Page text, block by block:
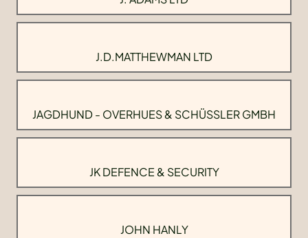
J.D.MATTHEWMAN LTD
JAGDHUND - OVERHUES & SCHÜSSLER GMBH
JK DEFENCE & SECURITY
JOHN HANLY